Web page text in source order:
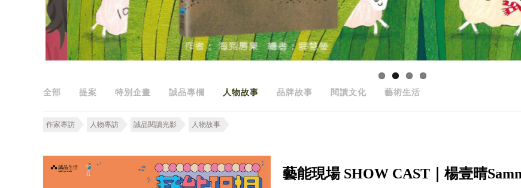
全部 提案 特別企畫 誠品專欄 人物故事 品牌故事 閱讀文化 藝術生活
作家專訪 人物專訪 誠品閱讀光影 人物故事
藝能現場 SHOW CAST｜楊壹晴